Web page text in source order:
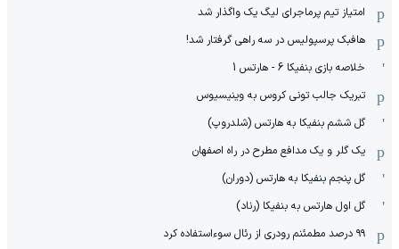
امتیاز تیم پرماجرای لیگ یک واگذار شد
هافبک پرسپولیس در سه راهی گرفتار شد!
خلاصه بازی بنفیکا 6 - هارتس 1
تبریک جالب تونی کروس به وینیسیوس
گل ششم بنفیکا به هارتس (شلدروپ)
یک گلر و یک مدافع مطرح در راه اصفهان
گل پنجم بنفیکا به هارتس (دوران)
گل اول هارتس به بنفیکا (رناد)
۹۹ درصد مطمئنم رودری از رئال سوءاستفاده کرد